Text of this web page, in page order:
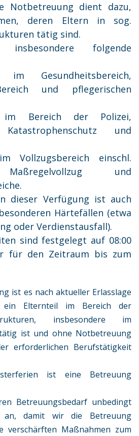
Notbetreuung dient dazu,
deren Eltern in sog.
tätig sind.
folgende
Gesundheitsbereich,
und pflegerischen
im Bereich der Polizei,
Katastrophenschutz und
Vollzugsbereich einschl.
Maßregelvollzug und
dieser Verfügung ist auch
Härtefällen (etwa
oder Verdienstausfall).
sind festgelegt auf 08:00
für den Zeitraum bis zum
ist es nach aktueller Erlasslage
ein Elternteil im Bereich der
insbesondere im
ist und ohne Notbetreuung
erforderlichen Berufstätigkeit
ist eine Betreuung
Betreuungsbedarf unbedingt
damit wir die Betreuung
verschärften Maßnahmen zum